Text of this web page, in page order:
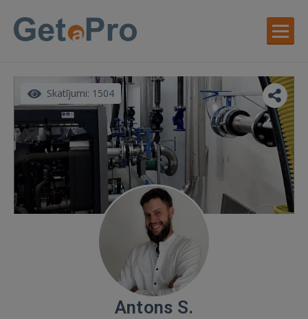
Skatījumi: 1504
Antons S.